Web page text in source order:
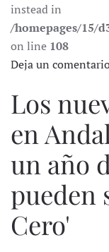
instead in
/homepages/15/
on line 108
Deja un
Los
en
un año
pueden
Cero'